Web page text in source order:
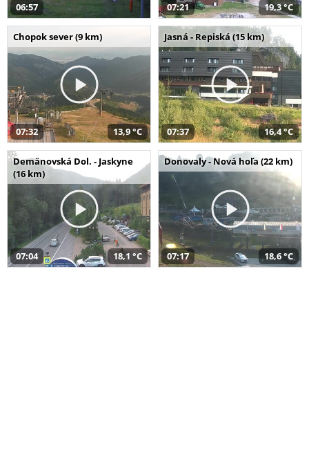
06:57 07:21 19,3 °C
Chopok sever (9 km)
07:32 13,9 °C
Jasná - Repiská (15 km)
07:37 16,4 °C
Demänovská Dol. - Jaskyne
(16 km)
07:04 18,1 °C
Donovaly - Nová hoľa (22 km)
07:17 18,6 °C